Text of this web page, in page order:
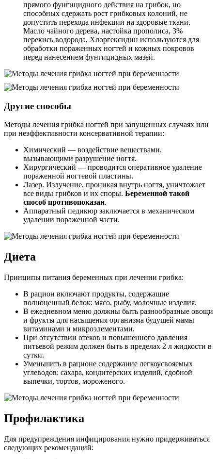
прямого фунгицидного действия на грибок, но
способных сдержать рост грибковых колоний, не
допустить перехода инфекции на здоровые ткани.
Масло чайного дерева, настойка прополиса, 3%
перекись водорода, Хлоргексидин используются для
обработки пораженных ногтей и кожных покровов
перед нанесением фунгицидных мазей.
Другие способы
Методы лечения грибка ногтей при запущенных случаях или
при неэффективности консервативной терапии:
Химический — воздействие веществами,
вызывающими разрушение ногтя.
Хирургический — проводится оперативное удаление
пораженной ногтевой пластины.
Лазер. Излучение, проникая внутрь ногтя, уничтожает
все виды грибков и их споры. Беременной такой
способ противопоказан.
Аппаратный педикюр заключается в механическом
удалении пораженной части.
Диета
Принципы питания беременных при лечении грибка:
В рацион включают продукты, содержащие
полноценный белок: мясо, рыбу, молочные изделия.
В ежедневном меню должны быть разнообразные овощи
и фрукты для насыщения организма будущей мамы
витаминами и микроэлементами.
При отсутствии отеков и повышенного давления
питьевой режим должен быть в пределах 2 л жидкости в
сутки.
Уменьшить в рационе содержание легкоусвояемых
углеводов: сахара, кондитерских изделий, сдобной
выпечки, тортов, мороженого.
Профилактика
Для предупреждения инфицирования нужно придерживаться
следующих рекомендаций: